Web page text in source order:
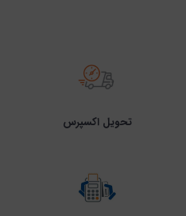
تحویل اکسپرس